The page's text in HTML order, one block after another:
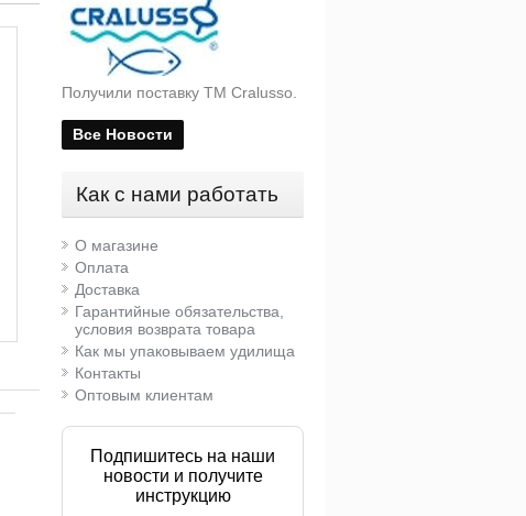
Леска Maver Smart SLR
693 руб.
Получили поставку ТМ Cralusso.
Все Новости
Как с нами работать
О магазине
Оплата
Доставка
Гарантийные обязательства,
условия возврата товара
Как мы упаковываем удилища
Контакты
Оптовым клиентам
Подпишитесь на наши
новости и получите
инструкцию